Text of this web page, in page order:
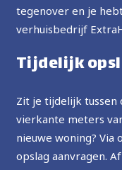
tegenover en je
verhuisbedrijf
Tijdelijk
Zit je tijdelijk tussen
vierkante meters
nieuwe woning?
opslag aanvragen.